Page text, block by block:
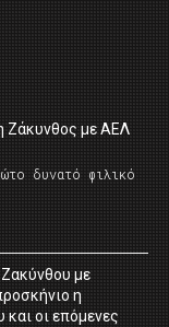
Ζάκυνθος με ΑΕΛ
δυνατό φιλικό
με
η
οι επόμενες